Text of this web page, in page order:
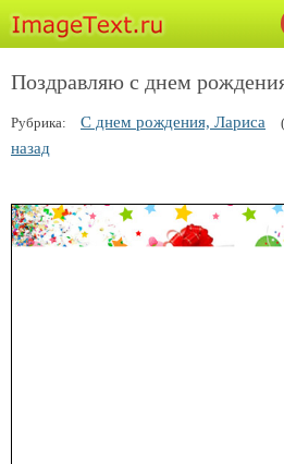
Поздравляю с днем
Рубрика: С днем рождения, Лариса (
назад